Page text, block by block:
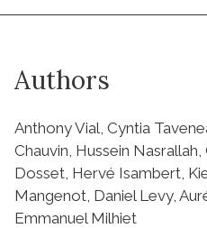
Authors
Anthony Vial, Cyntia
Chauvin, Hussein
Dosset, Hervé Isambert,
Mangenot, Daniel Levy,
Emmanuel Milhiet